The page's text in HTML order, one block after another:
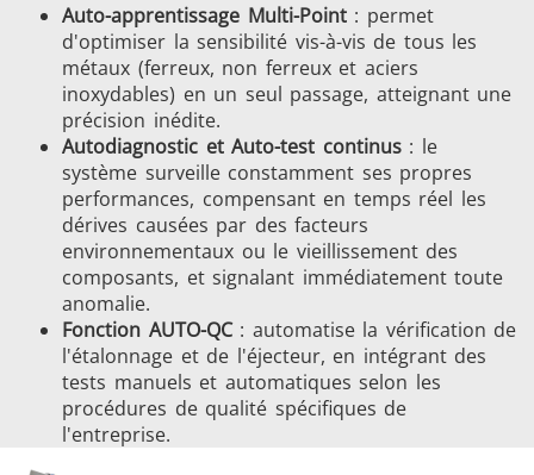
Auto-apprentissage Multi-Point: permet
d'optimiser la sensibilité vis-à-vis de tous les
métaux (ferreux, non ferreux et aciers
inoxydables) en un seul passage, atteignant une
précision inédite.
Autodiagnostic et Auto-test continus: le
système surveille constamment ses propres
performances, compensant en temps réel les
dérives causées par des facteurs
environnementaux ou le vieillissement des
composants, et signalant immédiatement toute
anomalie.
Fonction AUTO-QC: automatise la vérification de
l'étalonnage et de l'éjecteur, en intégrant des
tests manuels et automatiques selon les
procédures de qualité spécifiques de
l'entreprise.